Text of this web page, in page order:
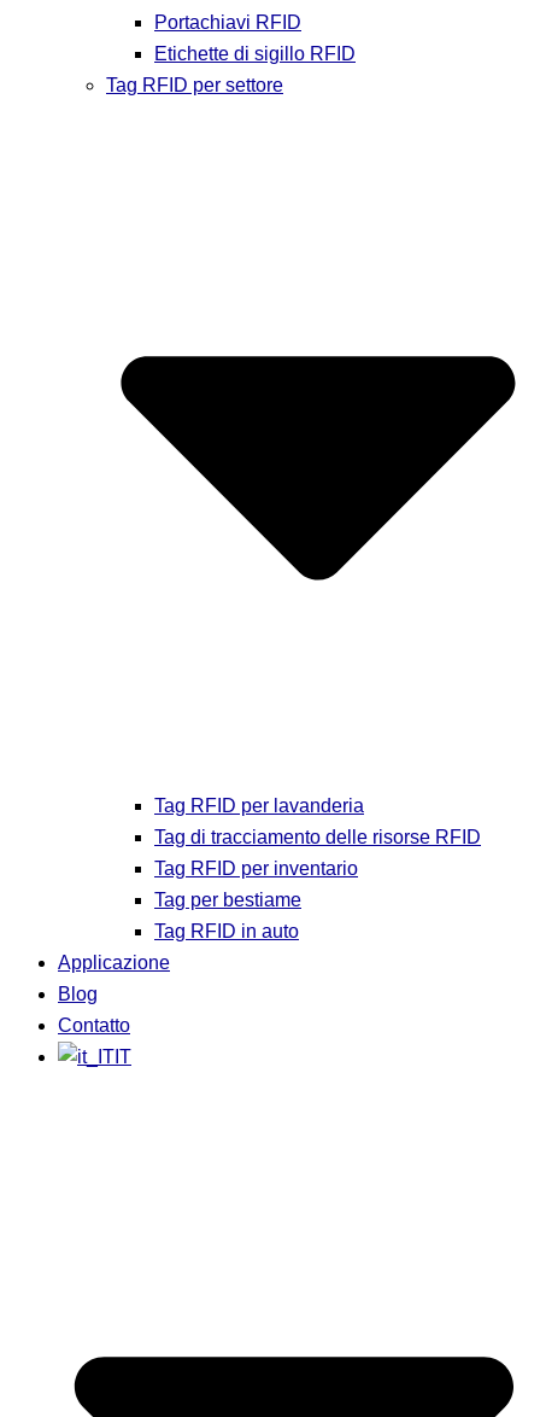
Portachiavi RFID
Etichette di sigillo RFID
Tag RFID per settore
Tag RFID per lavanderia
Tag di tracciamento delle risorse RFID
Tag RFID per inventario
Tag per bestiame
Tag RFID in auto
Applicazione
Blog
Contatto
IT